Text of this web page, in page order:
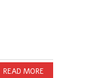
READ MORE